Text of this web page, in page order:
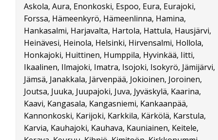
Askola, Aura, Enonkoski, Espoo, Eura, Eurajoki,
Forssa, Hämeenkyrö, Hämeenlinna, Hamina,
Hankasalmi, Harjavalta, Hartola, Hattula, Hausjärvi,
Heinävesi, Heinola, Helsinki, Hirvensalmi, Hollola,
Honkajoki, Huittinen, Humppila, Hyvinkää, Iitti,
Ikaalinen, Ilmajoki, Imatra, Isojoki, Isokyrö, Jämijärvi,
Jämsä, Janakkala, Järvenpää, Jokioinen, Joroinen,
Joutsa, Juuka, Juupajoki, Juva, Jyväskylä, Kaarina,
Kaavi, Kangasala, Kangasniemi, Kankaanpää,
Kannonkoski, Karijoki, Karkkila, Kärkölä, Karstula,
Karvia, Kauhajoki, Kauhava, Kauniainen, Keitele,